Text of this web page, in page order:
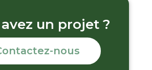
un projet ?
nous